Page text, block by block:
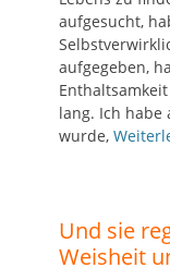
aufgesucht,
aufgegeben,
lang. Ich habe
wurde,
Und sie
Weisheit